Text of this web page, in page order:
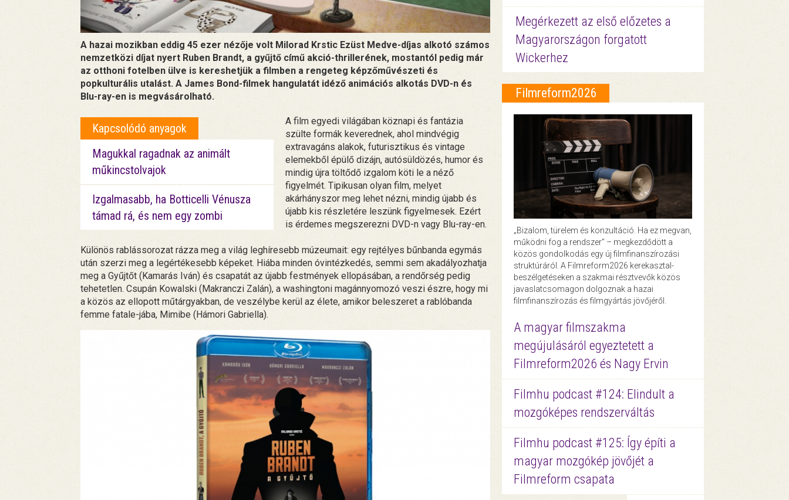
A hazai mozikban eddig 45 ezer nézője volt Milorad Krstic Ezüst Medve-díjas alkotó számos
nemzetközi díjat nyert Ruben Brandt, a gyűjtő című akció-thrillerének, mostantól pedig már
az otthoni fotelben ülve is kereshetjük a filmben a rengeteg képzőművészeti és
popkulturális utalást. A James Bond-filmek hangulatát idéző animációs alkotás DVD-n és
Blu-ray-en is megvásárolható.
Kapcsolódó anyagok
Magukkal ragadnak az animált
műkincstolvajok
Izgalmasabb, ha Botticelli Vénusza
támad rá, és nem egy zombi
A film egyedi világában köznapi és fantázia
szülte formák keverednek, ahol mindvégig
extravagáns alakok, futurisztikus és vintage
elemekből épülő dizájn, autósüldözés, humor és
mindig újra töltődő izgalom köti le a néző
figyelmét. Tipikusan olyan film, melyet
akárhányszor meg lehet nézni, mindig újabb és
újabb kis részletére leszünk figyelmesek. Ezért
is érdemes megszerezni DVD-n vagy Blu-ray-en.
Különös rablássorozat rázza meg a világ leghíresebb múzeumait: egy rejtélyes bűnbanda egymás
után szerzi meg a legértékesebb képeket. Hiába minden óvintézkedés, semmi sem akadályozhatja
meg a Gyűjtőt (Kamarás Iván) és csapatát az újabb festmények ellopásában, a rendőrség pedig
tehetetlen. Csupán Kowalski (Makranczi Zalán), a washingtoni magánnyomozó veszi észre, hogy mi
a közös az ellopott műtárgyakban, de veszélybe kerül az élete, amikor beleszeret a rablóbanda
femme fatale-jába, Mimibe (Hámori Gabriella).
Megérkezett az első előzetes a
Magyarországon forgatott
Wickerhez
Filmreform2026
„Bizalom, türelem és konzultáció. Ha ez megvan,
működni fog a rendszer” – megkezdődött a
közös gondolkodás egy új filmfinanszírozási
struktúráról. A Filmreform2026 kerekasztal-
beszélgetéseken a szakmai résztvevők közös
javaslatcsomagon dolgoznak a hazai
filmfinanszírozás és filmgyártás jövőjéről.
A magyar filmszakma
megújulásáról egyeztetett a
Filmreform2026 és Nagy Ervin
Filmhu podcast #124: Elindult a
mozgóképes rendszerváltás
Filmhu podcast #125: Így építi a
magyar mozgókép jövőjét a
Filmreform csapata